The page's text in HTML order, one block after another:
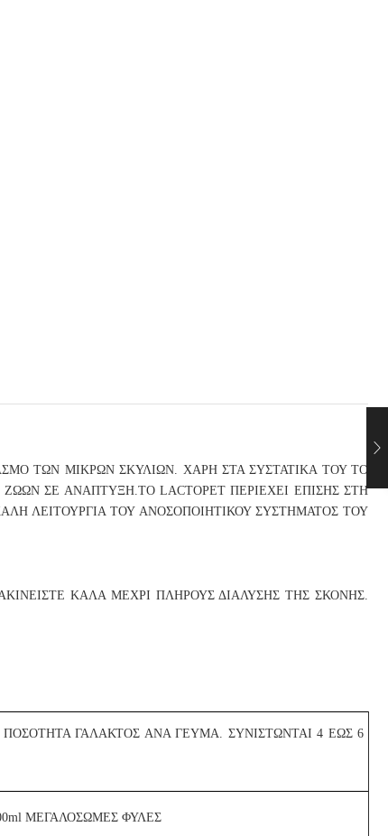
ΤΩΝ ΜΙΚΡΩΝ ΣΚΥΛΙΩΝ. ΧΑΡΗ ΣΤΑ ΣΥΣΤΑΤΙΚΑ ΤΟΥ ΤΟ
ΣΕ ΑΝΑΠΤΥΞΗ.ΤΟ LACTOPET ΠΕΡΙΕΧΕΙ ΕΠΙΣΗΣ ΣΤΗ
ΛΕΙΤΟΥΡΓΙΑ ΤΟΥ ΑΝΟΣΟΠΟΙΗΤΙΚΟΥ ΣΥΣΤΗΜΑΤΟΣ ΤΟΥ
ΚΑΛΑ ΜΕΧΡΙ ΠΛΗΡΟΥΣ ΔΙΑΛΥΣΗΣ ΤΗΣ ΣΚΟΝΗΣ.
ΓΑΛΑΚΤΟΣ ΑΝΑ ΓΕΥΜΑ. ΣΥΝΙΣΤΩΝΤΑΙ 4 ΕΩΣ 6
ΜΕΓΑΛΟΣΩΜΕΣ ΦΥΛΕΣ